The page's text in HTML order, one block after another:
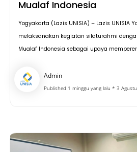
Mualaf Indonesia
Yogyakarta (Lazis UNISIA) – Lazis UNISIA
melaksanakan kegiatan silaturahmi
Mualaf Indonesia sebagai upaya
Admin
Published 1 minggu yang lalu * 3